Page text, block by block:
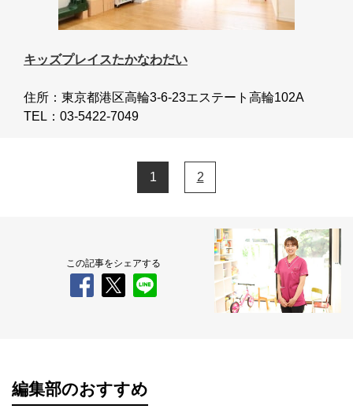
キッズプレイスたかなわだい
住所：東京都港区高輪3-6-23エステート高輪102A
TEL：03-5422-7049
1 2
この記事をシェアする
編集部のおすすめ